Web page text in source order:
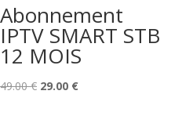
Abonnement
IPTV SMART STB
12 MOIS
49.00€ Le
29.00 €Le